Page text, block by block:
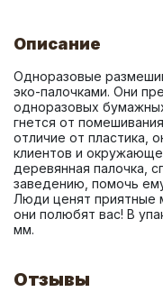
Описание
Одноразовые
эко-палочками. Они
одноразовых
гнется от
отличие от пластика,
клиентов и
деревянная палочка,
заведению, помочь
Люди ценят приятные
они полюбят вас! В
мм.
Отзывы